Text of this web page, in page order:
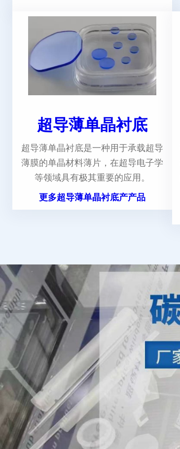
超导薄单晶衬底
超导薄单晶衬底是一种用于承载超导
薄膜的单晶材料薄片，在超导电子学
等领域具有极其重要的应用。
更多超导薄单晶衬底产产品